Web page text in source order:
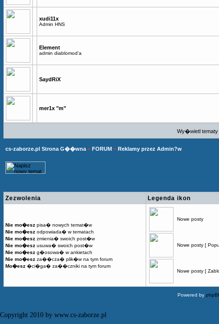
xudi11x
Admin HNS
Element
admin diablomod'a
SaydRiX
mer1x "m"
Wy�wietl
cs-zaborze.pl Strona G��wna » FORUM » Reklamy przez Admin?w
Zezwolenia Legenda ikon
Nie mo�esz pisa� nowych temat�w
Nie mo�esz odpowiada� w tematach
Nie mo�esz zmienia� swoich post�w
Nie mo�esz usuwa� swoich post�w
Nie mo�esz g�osowa� w ankietach
Nie mo�esz za��cza� plik�w na tym forum
Mo�esz �ci�ga� za��czniki na tym forum
Nowe posty
Nowe posty [
Nowe posty [
Powered by
Copyright 2010 by www.cs-zaborze.pl